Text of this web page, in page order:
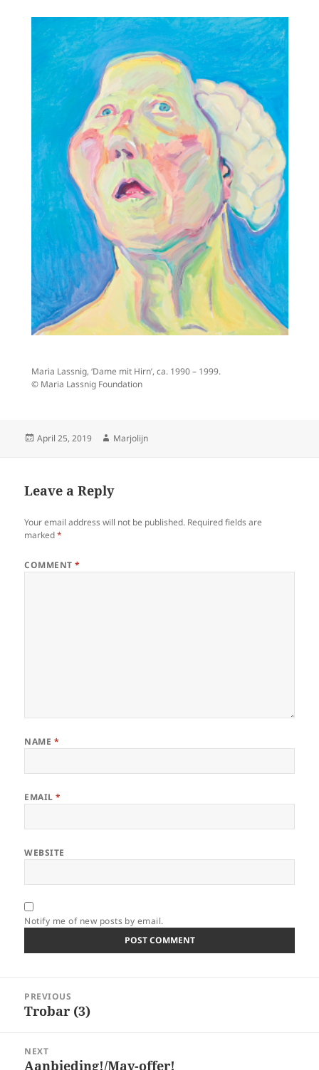
Maria Lassnig, ‘Dame mit Hirn’, ca. 1990 – 1999.
© Maria Lassnig Foundation
Posted
April 25, 2019 Author
Marjolijn
Leave a Reply
Your email address will not be published. Required fields are
marked*
COMMENT*
NAME *
EMAIL*
WEBSITE
Notify me of new posts by email.
navigation
PREVIOUS
Previous
Trobar (3)
NEXT
Next
Aanbieding!/May-offer!